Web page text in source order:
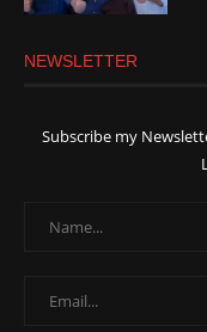
NEWSLETTER
Subscribe my